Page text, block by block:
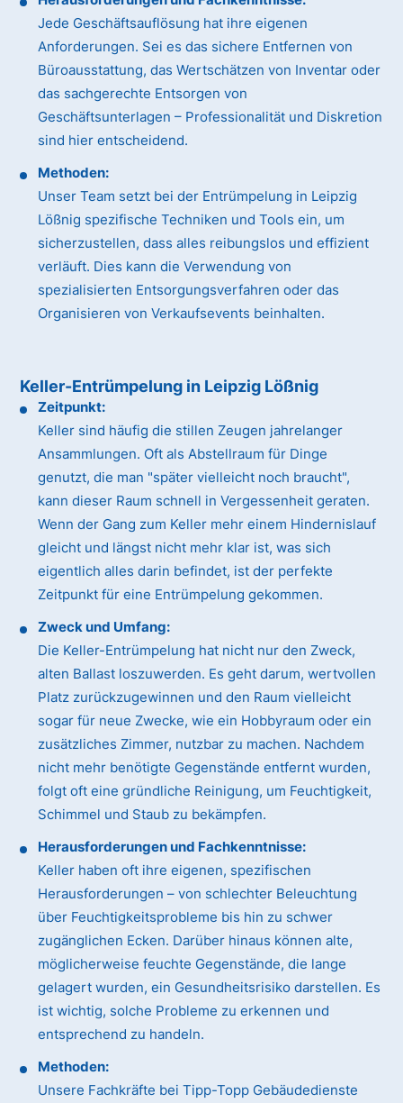
Jede Geschäftsauflösung hat ihre eigenen
Anforderungen. Sei es das sichere Entfernen von
Büroausstattung, das Wertschätzen von Inventar oder
das sachgerechte Entsorgen von
Geschäftsunterlagen – Professionalität und Diskretion
sind hier entscheidend.
Methoden:
Unser Team setzt bei der Entrümpelung in Leipzig
Lößnig spezifische Techniken und Tools ein, um
sicherzustellen, dass alles reibungslos und effizient
verläuft. Dies kann die Verwendung von
spezialisierten Entsorgungsverfahren oder das
Organisieren von Verkaufsevents beinhalten.
Keller-Entrümpelung in Leipzig Lößnig
Zeitpunkt:
Keller sind häufig die stillen Zeugen jahrelanger
Ansammlungen. Oft als Abstellraum für Dinge
genutzt, die man "später vielleicht noch braucht",
kann dieser Raum schnell in Vergessenheit geraten.
Wenn der Gang zum Keller mehr einem Hindernislauf
gleicht und längst nicht mehr klar ist, was sich
eigentlich alles darin befindet, ist der perfekte
Zeitpunkt für eine Entrümpelung gekommen.
Zweck und Umfang:
Die Keller-Entrümpelung hat nicht nur den Zweck,
alten Ballast loszuwerden. Es geht darum, wertvollen
Platz zurückzugewinnen und den Raum vielleicht
sogar für neue Zwecke, wie ein Hobbyraum oder ein
zusätzliches Zimmer, nutzbar zu machen. Nachdem
nicht mehr benötigte Gegenstände entfernt wurden,
folgt oft eine gründliche Reinigung, um Feuchtigkeit,
Schimmel und Staub zu bekämpfen.
Herausforderungen und Fachkenntnisse:
Keller haben oft ihre eigenen, spezifischen
Herausforderungen – von schlechter Beleuchtung
über Feuchtigkeitsprobleme bis hin zu schwer
zugänglichen Ecken. Darüber hinaus können alte,
möglicherweise feuchte Gegenstände, die lange
gelagert wurden, ein Gesundheitsrisiko darstellen. Es
ist wichtig, solche Probleme zu erkennen und
entsprechend zu handeln.
Methoden:
Unsere Fachkräfte bei Tipp-Topp Gebäudedienste